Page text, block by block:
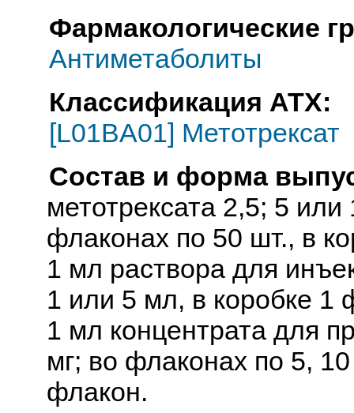
Фармакологические
Антиметаболиты
Классификация АТХ:
[L01BA01] Метотрексат
Состав и форма
метотрексата 2,5; 5
флаконах по 50 шт., в
1 мл раствора для
1 или 5 мл, в коробке 1
1 мл концентрата для
мг; во флаконах по 5,
флакон.